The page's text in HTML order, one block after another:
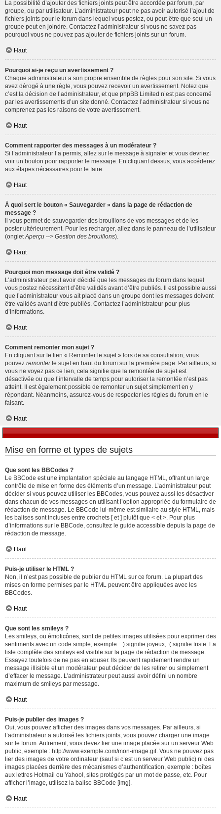
La possibilité d’ajouter des fichiers joints peut être accordée par forum, par
groupe, ou par utilisateur. L’administrateur peut ne pas avoir autorisé l’ajout de
fichiers joints pour le forum dans lequel vous postez, ou peut-être que seul un
groupe peut en joindre. Contactez l’administrateur si vous ne savez pas
pourquoi vous ne pouvez pas ajouter de fichiers joints sur un forum.
Haut
Pourquoi ai-je reçu un avertissement ?
Chaque administrateur a son propre ensemble de règles pour son site. Si vous
avez dérogé à une règle, vous pouvez recevoir un avertissement. Notez que
c’est la décision de l’administrateur, et que phpBB Limited n’est pas concerné
par les avertissements d’un site donné. Contactez l’administrateur si vous ne
comprenez pas les raisons de votre avertissement.
Haut
Comment rapporter des messages à un modérateur ?
Si l’administrateur l’a permis, allez sur le message à signaler et vous devriez
voir un bouton pour rapporter le message. En cliquant dessus, vous accéderez
aux étapes nécessaires pour le faire.
Haut
À quoi sert le bouton « Sauvegarder » dans la page de rédaction de
message ?
Il vous permet de sauvegarder des brouillons de vos messages et de les
poster ultérieurement. Pour les recharger, allez dans le panneau de l’utilisateur
(onglet Aperçu --> Gestion des brouillons).
Haut
Pourquoi mon message doit être validé ?
L’administrateur peut avoir décidé que les messages du forum dans lequel
vous postez nécessitent d’être validés avant d’être publiés. Il est possible aussi
que l’administrateur vous ait placé dans un groupe dont les messages doivent
être validés avant d’être publiés. Contactez l’administrateur pour plus
d’informations.
Haut
Comment remonter mon sujet ?
En cliquant sur le lien « Remonter le sujet » lors de sa consultation, vous
pouvez remonterle sujet en haut du forum sur la première page. Par ailleurs, si
vous ne voyez pas ce lien, cela signifie que la remontée de sujet est
désactivée ou que l’intervalle de temps pour autoriser la remontée n’est pas
atteint. Il est également possible de remonter un sujet simplement en y
répondant. Néanmoins, assurez-vous de respecter les règles du forum en le
faisant.
Haut
Mise en forme et types de sujets
Que sont les BBCodes ?
Le BBCode est une implantation spéciale au langage HTML, offrant un large
contrôle de mise en forme des éléments d’un message. L’administrateur peut
décider si vous pouvez utiliser les BBCodes, vous pouvez aussi les désactiver
dans chacun de vos messages en utilisant l’option appropriée du formulaire de
rédaction de message. Le BBCode lui-même est similaire au style HTML, mais
les balises sont incluses entre crochets [ et ] plutôt que < et >. Pour plus
d’informations sur le BBCode, consultez le guide accessible depuis la page de
rédaction de message.
Haut
Puis-je utiliser le HTML ?
Non, il n’est pas possible de publier du HTML sur ce forum. La plupart des
mises en forme permises par le HTML peuvent être appliquées avec les
BBCodes.
Haut
Que sont les smileys ?
Les smileys, ou émoticônes, sont de petites images utilisées pour exprimer des
sentiments avec un code simple, exemple : :) signifie joyeux, :( signifie triste. La
liste complète des smileys est visible sur la page de rédaction de message.
Essayez toutefois de ne pas en abuser. Ils peuvent rapidement rendre un
message illisible et un modérateur peut décider de les retirer ou simplement
d’effacer le message. L’administrateur peut aussi avoir défini un nombre
maximum de smileys par message.
Haut
Puis-je publier des images ?
Oui, vous pouvez afficher des images dans vos messages. Par ailleurs, si
l’administrateur a autorisé les fichiers joints, vous pouvez charger une image
sur le forum. Autrement, vous devez lier une image placée sur un serveur Web
public, exemple : http://www.exemple.com/mon-image.gif. Vous ne pouvez pas
lier des images de votre ordinateur (sauf si c’est un serveur Web public) ni des
images placées derrière des mécanismes d’authentification, exemple : boîtes
aux lettres Hotmail ou Yahoo!, sites protégés par un mot de passe, etc. Pour
afficher l’image, utilisez la balise BBCode [img].
Haut